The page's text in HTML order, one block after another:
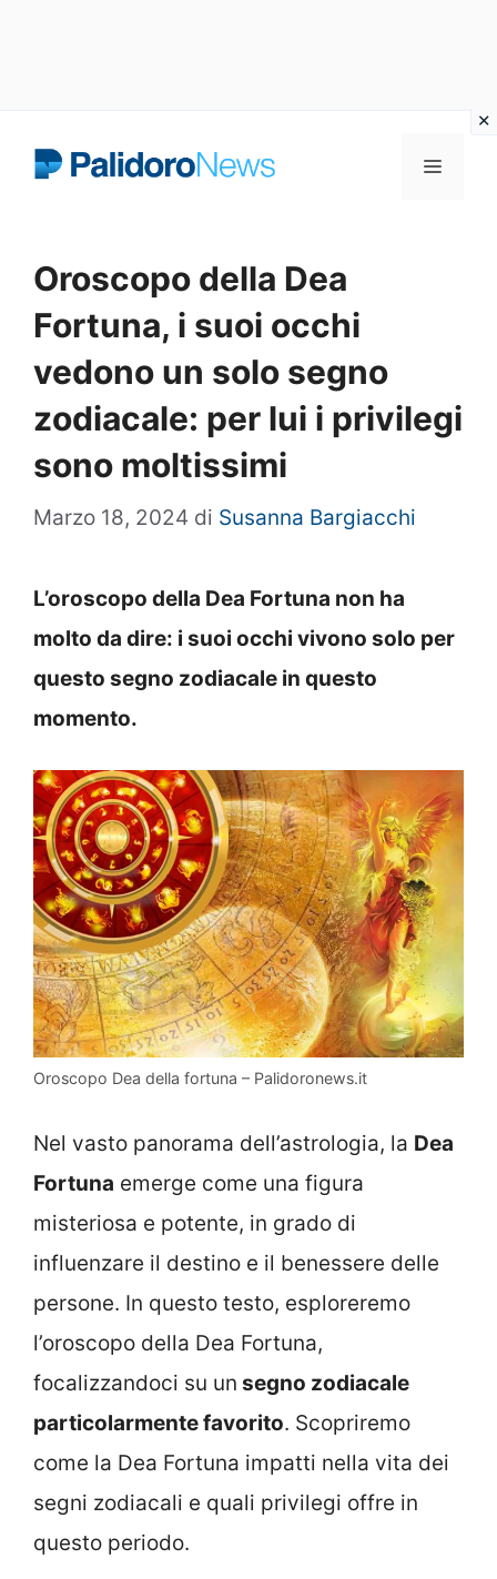
Menu
Oroscopo della Dea
Fortuna, i suoi occhi
vedono un solo segno
zodiacale: per lui i privilegi
sono moltissimi
Marzo 18, 2024 di Susanna Bargiacchi
L’oroscopo della Dea Fortuna non ha
molto da dire: i suoi occhi vivono solo per
questo segno zodiacale in questo
momento.
Oroscopo Dea della fortuna – Palidoronews.it
Nel vasto panorama dell’astrologia, la Dea
Fortuna emerge come una figura
misteriosa e potente, in grado di
influenzare il destino e il benessere delle
persone. In questo testo, esploreremo
l’oroscopo della Dea Fortuna,
focalizzandoci su un segno zodiacale
particolarmente favorito. Scopriremo
come la Dea Fortuna impatti nella vita dei
segni zodiacali e quali privilegi offre in
questo periodo.